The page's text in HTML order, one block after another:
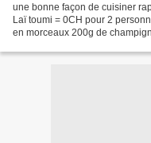
une bonne façon de cuisiner
Laï toumi = 0CH pour 2
en morceaux 200g de